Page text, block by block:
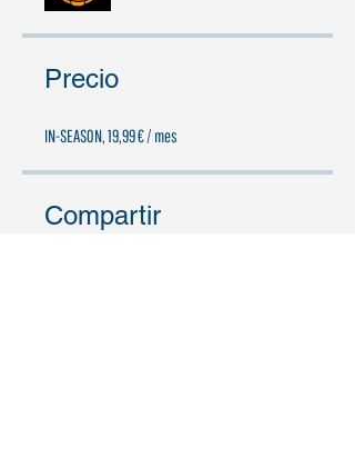
Precio
IN-SEASON, 19,99 € / mes
Compartir